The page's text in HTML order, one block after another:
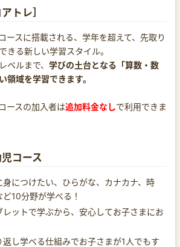
トレ］
ースに搭載される、学年を超えて、先取り
きる新しい学習スタイル。
ベルまで、 学びの土台となる「算数・数
領域を学習できます。
ースの加入者は追加料金なしで利用できま
コース
につけたい、ひらがな、カナカナ、時
10分野が学べる！
ットで学ぶから、安心してお子さまにお
し学べる仕組みでお子さまが1人でもす